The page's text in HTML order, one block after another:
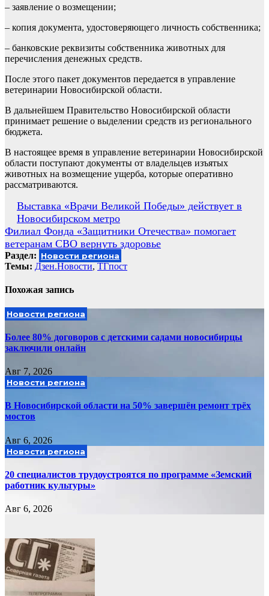
– заявление о возмещении;
– копия документа, удостоверяющего личность собственника;
– банковские реквизиты собственника животных для
перечисления денежных средств.
После этого пакет документов передается в управление
ветеринарии Новосибирской области.
В дальнейшем Правительство Новосибирской области
принимает решение о выделении средств из регионального
бюджета.
В настоящее время в управление ветеринарии Новосибирской
области поступают документы от владельцев изъятых
животных на возмещение ущерба, которые оперативно
рассматриваются.
Навигация
по
записям
Выставка «Врачи Великой Победы» действует в
Новосибирском метро
Филиал Фонда «Защитники Отечества» помогает
ветеранам СВО вернуть здоровье
Раздел: Новости региона
Темы: Дзен.Новости, ТГпост
Похожая запись
Новости региона
Более 80% договоров с детскими садами новосибирцы
заключили онлайн
Авг 7, 2026
Новости региона
В Новосибирской области на 50% завершён ремонт трёх
мостов
Авг 6, 2026
Новости региона
20 специалистов трудоустроятся по программе «Земский
работник культуры»
Авг 6, 2026